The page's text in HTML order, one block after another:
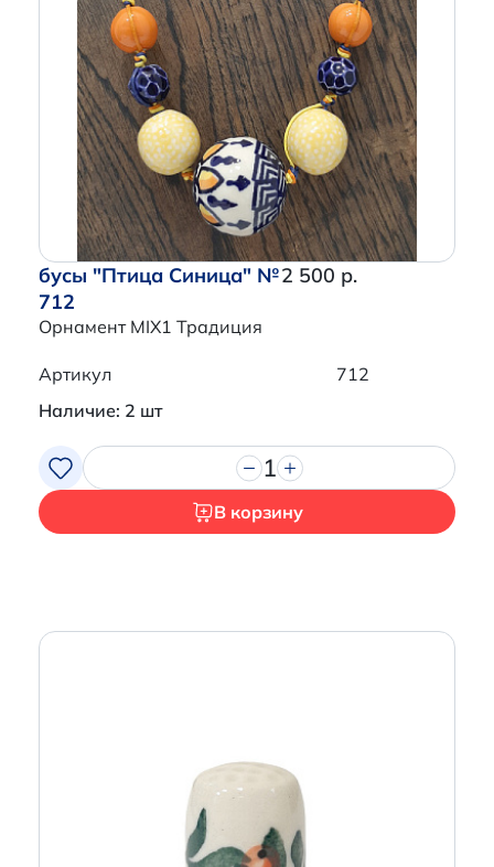
бусы "Птица Синица" №
712
Орнамент MIX1 Традиция
2 500 р.
Артикул
712
Наличие: 2 шт
1
В корзину